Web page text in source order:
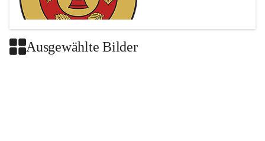
Ausgewählte Bilder